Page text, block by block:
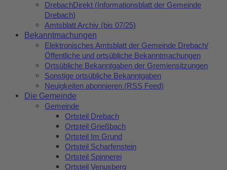
DrebachDirekt (Informationsblatt der Gemeinde
Drebach)
Amtsblatt Archiv (bis 07/25)
Bekanntmachungen
Elektronisches Amtsblatt der Gemeinde Drebach/
Öffentliche und ortsübliche Bekanntmachungen
Ortsübliche Bekanntgaben der Gremiensitzungen
Sonstige ortsübliche Bekanntgaben
Neuigkeiten abonnieren (RSS Feed)
Die Gemeinde
Gemeinde
Ortsteil Drebach
Ortsteil Grießbach
Ortsteil Im Grund
Ortsteil Scharfenstein
Ortsteil Spinnerei
Ortsteil Venusberg